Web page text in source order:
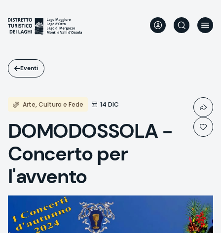
contenuto
principale
Eventi
Arte, Cultura e Fede 14 DIC
DOMODOSSOLA -
Concerto per
l'avvento